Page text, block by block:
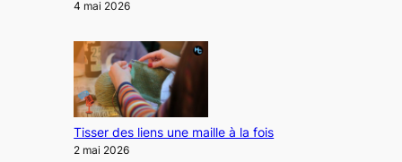
4 mai 2026
Tisser des liens une maille à la fois
2 mai 2026